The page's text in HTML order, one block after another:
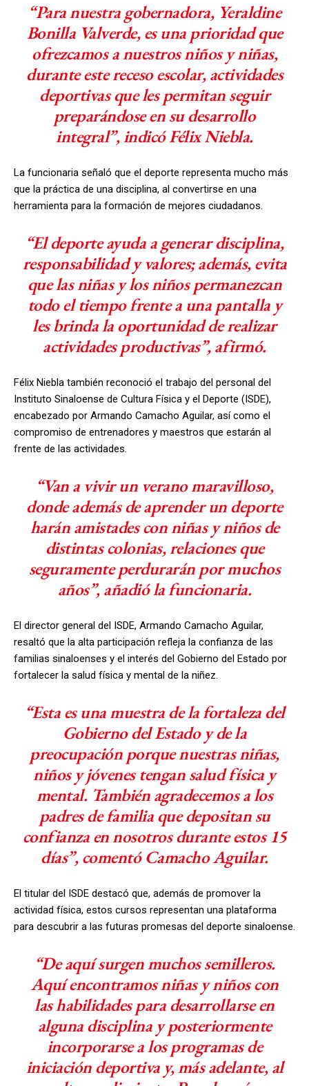
“Para nuestra gobernadora, Yeraldine
Bonilla Valverde, es una prioridad que
ofrezcamos a nuestros niños y niñas,
durante este receso escolar, actividades
deportivas que les permitan seguir
preparándose en su desarrollo
integral”, indicó Félix Niebla.
La funcionaria señaló que el deporte representa mucho más
que la práctica de una disciplina, al convertirse en una
herramienta para la formación de mejores ciudadanos.
“El deporte ayuda a generar disciplina,
responsabilidad y valores; además, evita
que las niñas y los niños permanezcan
todo el tiempo frente a una pantalla y
les brinda la oportunidad de realizar
actividades productivas”, afirmó.
Félix Niebla también reconoció el trabajo del personal del
Instituto Sinaloense de Cultura Física y el Deporte (ISDE),
encabezado por Armando Camacho Aguilar, así como el
compromiso de entrenadores y maestros que estarán al
frente de las actividades.
“Van a vivir un verano maravilloso,
donde además de aprender un deporte
harán amistades con niñas y niños de
distintas colonias, relaciones que
seguramente perdurarán por muchos
años”, añadió la funcionaria.
El director general del ISDE, Armando Camacho Aguilar,
resaltó que la alta participación refleja la confianza de las
familias sinaloenses y el interés del Gobierno del Estado por
fortalecer la salud física y mental de la niñez.
“Esta es una muestra de la fortaleza del
Gobierno del Estado y de la
preocupación porque nuestras niñas,
niños y jóvenes tengan salud física y
mental. También agradecemos a los
padres de familia que depositan su
confianza en nosotros durante estos 15
días”, comentó Camacho Aguilar.
El titular del ISDE destacó que, además de promover la
actividad física, estos cursos representan una plataforma
para descubrir a las futuras promesas del deporte sinaloense.
“De aquí surgen muchos semilleros.
Aquí encontramos niñas y niños con
las habilidades para desarrollarse en
alguna disciplina y posteriormente
incorporarse a los programas de
iniciación deportiva y, más adelante, al